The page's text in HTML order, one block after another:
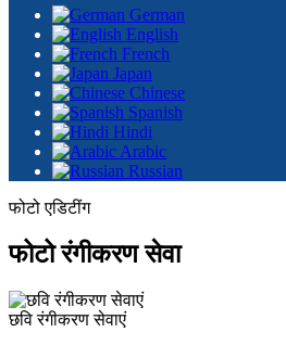
German
English
French
Japan
Chinese
Spanish
Hindi
Arabic
Russian
फोटो एडिटींग
फोटो रंगीकरण सेवा
छवि रंगीकरण सेवाएं